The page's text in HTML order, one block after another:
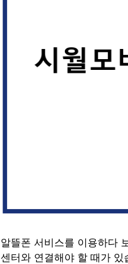
알뜰폰 서비스를 이용하다
센터와 연결해야 할 때가